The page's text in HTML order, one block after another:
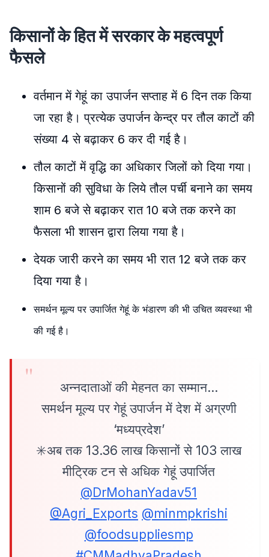
किसानों के हित में सरकार के महत्वपूर्ण
फैसले
वर्तमान में गेहूं का उपार्जन सप्ताह में 6 दिन तक किया
जा रहा है। प्रत्येक उपार्जन केन्द्र पर तौल काटों की
संख्या 4 से बढ़ाकर 6 कर दी गई है।
तौल काटों में वृद्धि का अधिकार जिलों को दिया गया।
किसानों की सुविधा के लिये तौल पर्ची बनाने का समय
शाम 6 बजे से बढ़ाकर रात 10 बजे तक करने का
फैसला भी शासन द्वारा लिया गया है।
देयक जारी करने का समय भी रात 12 बजे तक कर
दिया गया है।
समर्थन मूल्य पर उपार्जित गेहूं के भंडारण की भी उचित व्यवस्था भी
की गई है।
अन्नदाताओं की मेहनत का सम्मान…
समर्थन मूल्य पर गेहूं उपार्जन में देश में अग्रणी
‘मध्यप्रदेश’
✳️अब तक 13.36 लाख किसानों से 103 लाख
मीट्रिक टन से अधिक गेहूं उपार्जित
@DrMohanYadav51
@Agri_Exports @minmpkrishi
@foodsuppliesmp